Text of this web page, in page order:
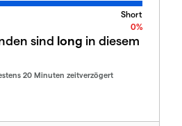
Short
0%
sind long in diesem
20 Minuten zeitverzögert